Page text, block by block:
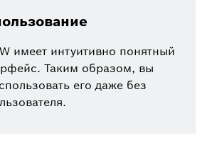
имеет интуитивно понятный
Таким образом, вы
его даже без